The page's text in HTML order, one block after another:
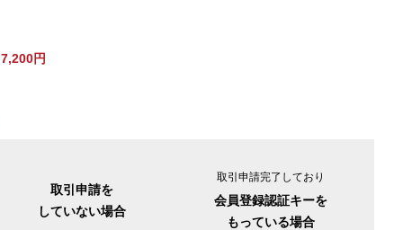
円
取引申請を
していない場合
取引申請完了しており
会員登録認証キーを
もっている場合